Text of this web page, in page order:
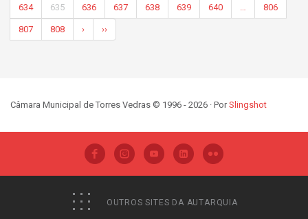
634 635 636 637 638 639 640 806
807 808 › ››
Câmara Municipal de Torres Vedras © 1996 - 2026 · PorSlingshot
OUTROS SITES DA AUTARQUIA